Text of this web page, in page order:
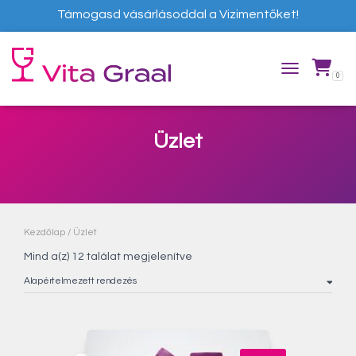
Támogasd vásárlásoddal a Vizimentőket!
TOGGLE 0
Üzlet
Kezdőlap / Üzlet
Mind a(z) 12 találat megjelenítve